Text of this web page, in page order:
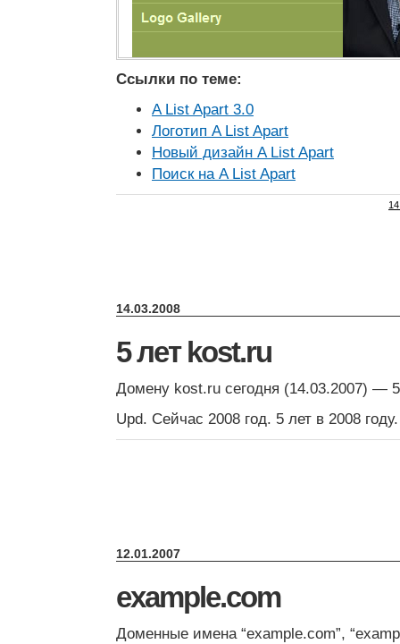
Ссылки по теме:
A List Apart 3.0
Логотип A List Apart
Новый дизайн A List Apart
Поиск на A List Apart
14.03.2008
5 лет kost.ru
Домену kost.ru сегодня (14.03.2007) — 5
Upd. Сейчас 2008 год. 5 лет в 2008 году.
12.01.2007
example.com
Доменные имена “example.com”,